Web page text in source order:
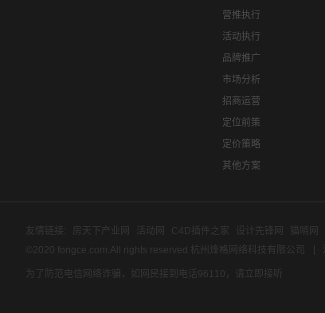
营推执行
活动执行
品牌推广
市场分析
招商运营
定位前策
定价策略
其他方案
友情链接: 房天下产业网 活动网 C4D插件之家 设计先锋网 猫啃网
©2020 fongce.com.All rights reserved 杭州烽格网络科技有限公司
为了防范电信网络诈骗，如网民接到电话96110，请立即接听